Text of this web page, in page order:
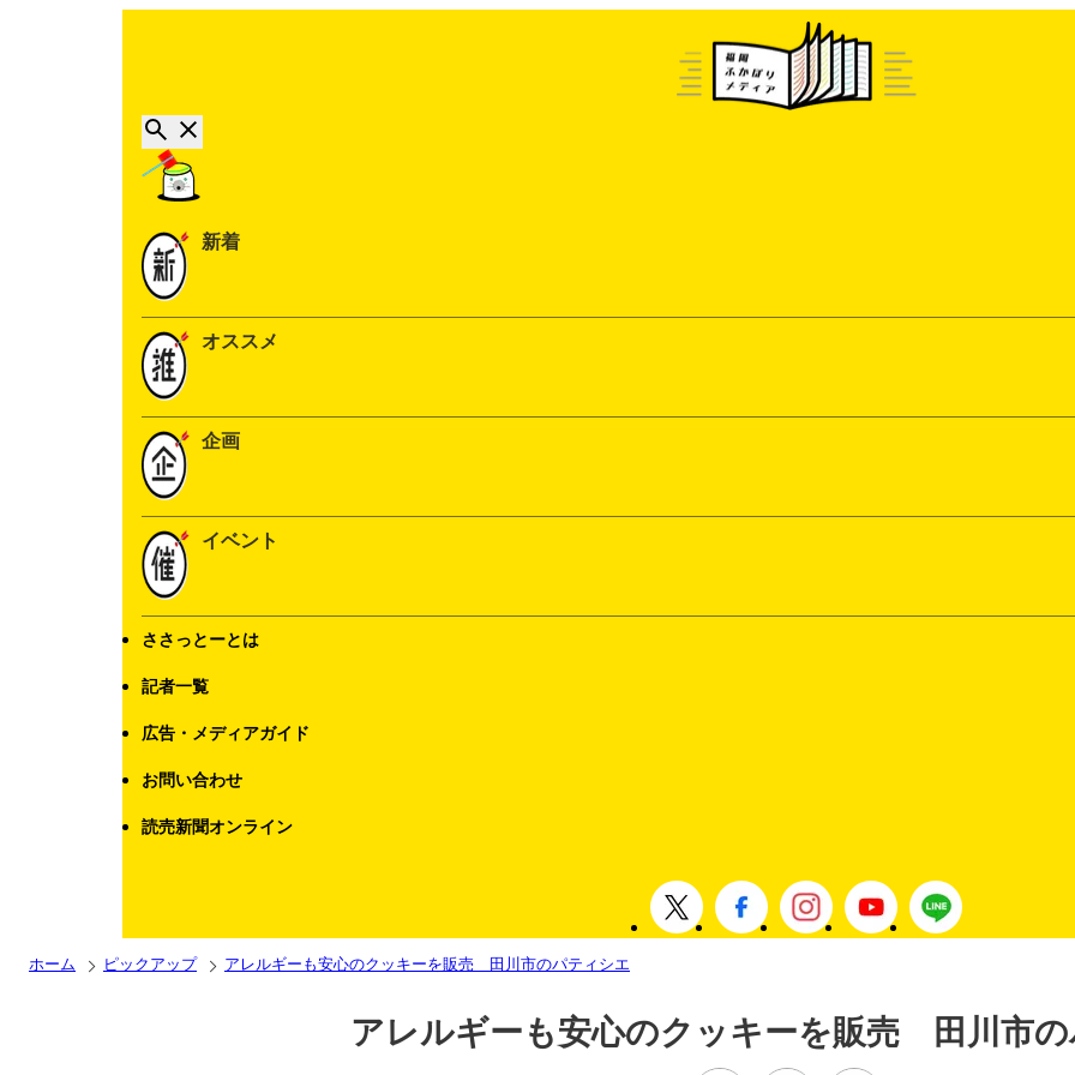
新着
オススメ
企画
イベント
ささっとーとは
記者一覧
広告・メディアガイド
お問い合わせ
読売新聞オンライン
ホーム ピックアップ アレルギーも安心のクッキーを販売 田川市のパティシエ
アレルギーも安心のクッキーを販売 田川市